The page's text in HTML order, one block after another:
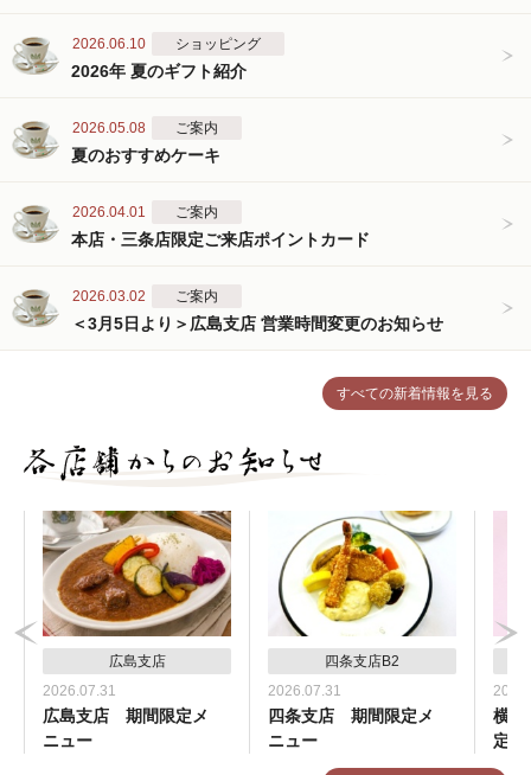
すべての新着情報を見る
2026.06.10 ショッピング
2026年 夏のギフト紹介
2026.05.08 ご案内
夏のおすすめケーキ
2026.04.01 ご案内
本店・三条店限定ご来店ポイントカード
2026.03.02 ご案内
＜3月5日より＞広島支店 営業時間変更のお知らせ
広島支店
2026.07.31
広島支店 期間限定メ
ニュー
四条支店B2
2026.07.31
四条支店 期間限定メ
ニュー
横
定メ